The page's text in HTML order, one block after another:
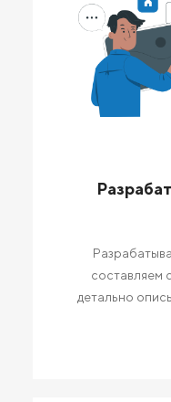
составляем
детально